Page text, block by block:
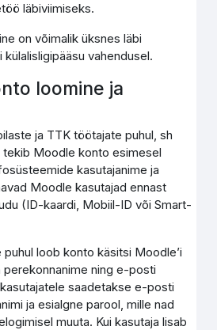
läbiviimiseks.
on võimalik üksnes läbi
vahendusel.
loomine ja
ja TTK töötajate puhul, sh
tekib Moodle konto esimesel
kasutajanime ja
Moodle kasutajad ennast
(ID-kaardi, Mobiil-ID või Smart-
loob konto käsitsi Moodle’i
ning e-posti
saadetakse e-posti
ja esialgne parool, mille nad
muuta. Kui kasutaja lisab